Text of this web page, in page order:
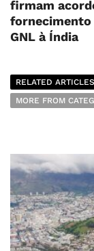
firmam
fornecimento
GNL à Índia
RELATED ARTICLES
MORE FROM